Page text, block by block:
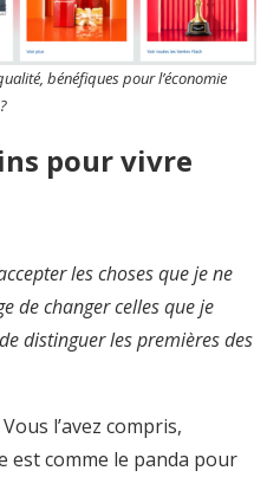
bénéfiques pour l’économie
pour vivre
les choses que je ne
de changer celles que je
distinguer les premières des
Vous l’avez compris,
est comme le panda pour